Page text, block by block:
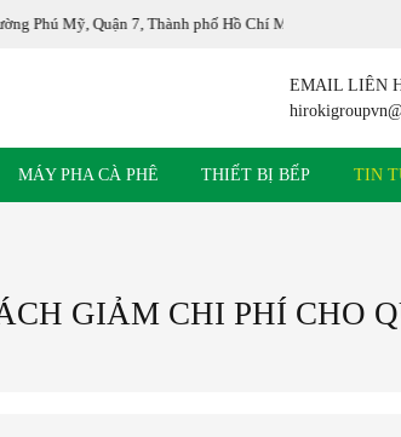
Thành phố Hồ Chí Minh Văn phòng đại diện : 74
EMAIL LIÊN
MÁY PHA CÀ PHÊ THIẾT BỊ BẾP TIN
GIẢM CHI PHÍ CHO